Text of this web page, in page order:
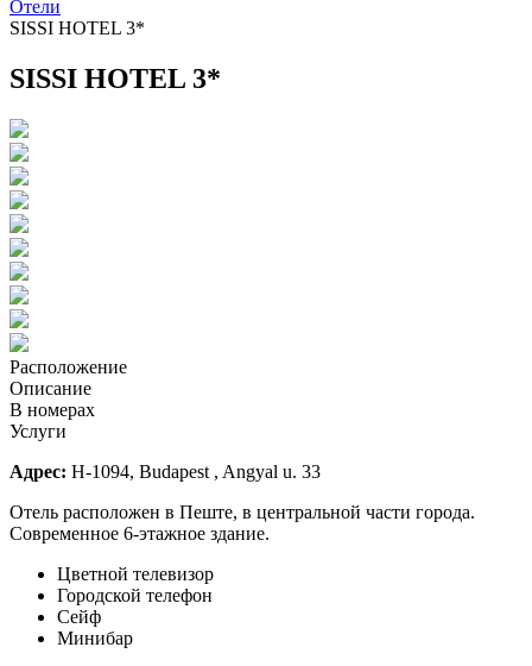
Отели
SISSI HOTEL 3*
SISSI HOTEL 3*
Расположение
Описание
В номерах
Услуги
Адрес: H-1094, Budapest , Angyal u. 33
Отель расположен в Пеште, в центральной части города.
Современное 6-этажное здание.
Цветной телевизор
Городской телефон
Сейф
Минибар